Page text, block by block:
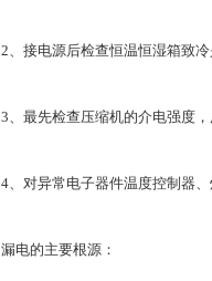
2、接电源后检查恒温恒湿箱致
3、最先检查压缩机的介电强度
4、对异常电子器件温度控制器
漏电的主要根源：